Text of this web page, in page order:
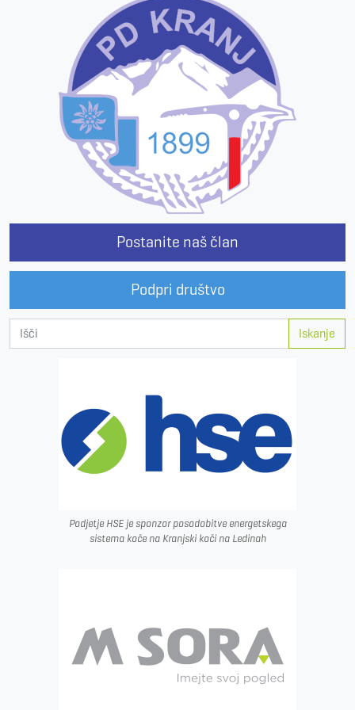
Postanite naš član
Podpri društvo
Iskanje
Podjetje HSE je sponzor posodobitve energetskega
sistema koče na Kranjski koči na Ledinah